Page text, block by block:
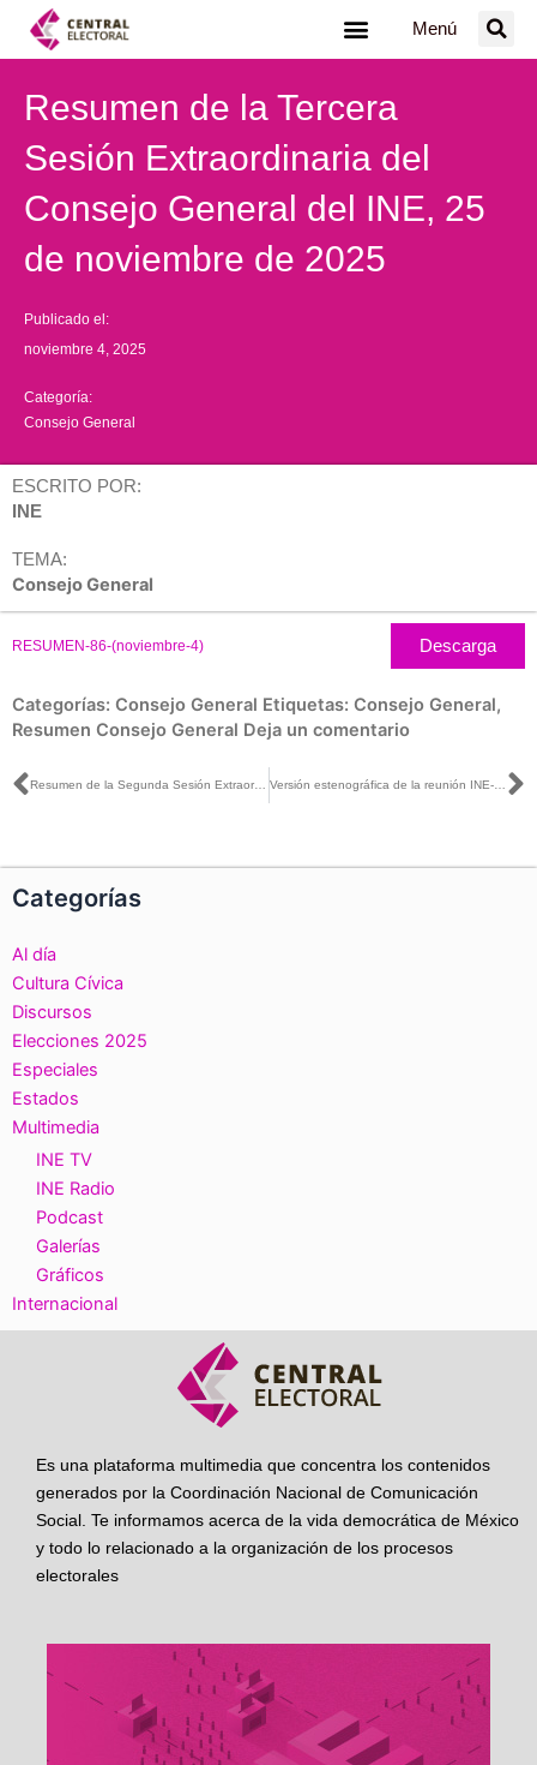
Menú
Resumen de la Tercera
Sesión Extraordinaria del
Consejo General del INE, 25
de noviembre de 2025
Publicado el:
noviembre 4, 2025
Categoría:
Consejo General
ESCRITO POR:
INE
TEMA:
Consejo General
RESUMEN-86-(noviembre-4) Descarga
Categorías: Consejo General Etiquetas: Consejo General,
Resumen Consejo General Deja un comentario
Ant Versión estenográfica de la reunión INE-AMCEE, para la recepción de sus propuestas para ser entregadas a la Comisión Presidencial de la Reforma Electoral y al Poder Legislativo
Categorías
Al día
Cultura Cívica
Discursos
Elecciones 2025
Especiales
Estados
Multimedia
INE TV
INE Radio
Podcast
Galerías
Gráficos
Internacional
Es una plataforma multimedia que concentra los contenidos
generados por la Coordinación Nacional de Comunicación
Social. Te informamos acerca de la vida democrática de México
y todo lo relacionado a la organización de los procesos
electorales